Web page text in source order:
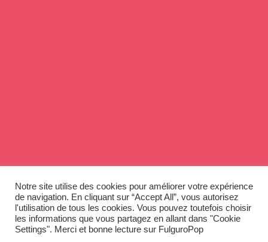
Notre site utilise des cookies pour améliorer votre expérience
de navigation. En cliquant sur “Accept All”, vous autorisez
l'utilisation de tous les cookies. Vous pouvez toutefois choisir
les informations que vous partagez en allant dans "Cookie
Settings". Merci et bonne lecture sur FulguroPop